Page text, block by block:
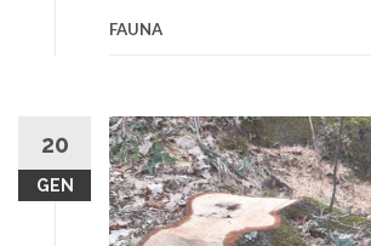
FAUNA
20
GEN